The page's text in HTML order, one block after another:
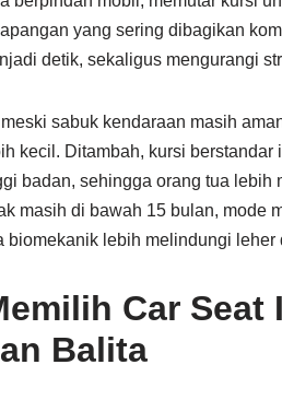
yang sering dibagikan
detik, sekaligus mengurangi
sabuk kendaraan masih
kecil. Ditambah, kursi
badan, sehingga orang tua
masih di bawah 15 bulan, mode
biomekanik lebih melindungi
Car
Balita